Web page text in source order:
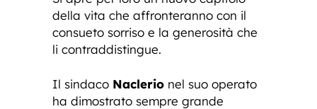
della vita che affronteranno con il
consueto sorriso e la generosità che
li contraddistingue.
Il sindaco Naclerio nel suo operato
ha dimostrato sempre grande